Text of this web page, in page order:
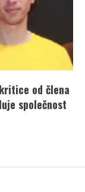
od člena
společnost